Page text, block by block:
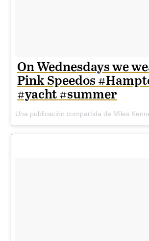
On Wednesdays we
Pink Speedos
#yacht #summer